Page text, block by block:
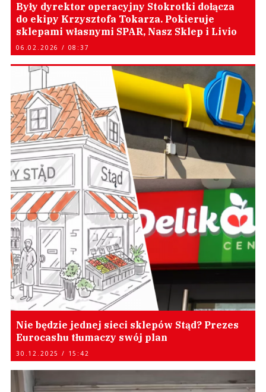
Były dyrektor operacyjny Stokrotki dołącza
do ekipy Krzysztofa Tokarza. Pokieruje
sklepami własnymi SPAR, Nasz Sklep i Livio
06.02.2026 / 08:37
Nie będzie jednej sieci sklepów Stąd? Prezes
Eurocashu tłumaczy swój plan
30.12.2025 / 15:42